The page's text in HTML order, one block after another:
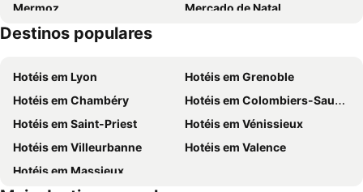
Mermoz
Mercado de Natal
Les Traboules
Basilica of Notre-Dame de Fourvière
Confluence
Centre Commercial la Part-Dieu
Hôtel de ville de Lyon
Stade de Gerland
Musée des Confluences
Peaugres Safari Park
Mairie de Boulieu-les-Annonay
Ardèche-Montgolfières
Destinos populares
Hotéis em Lyon
Hotéis em Grenoble
Hotéis em Chambéry
Hotéis em Colombiers-Saugnieu
Hotéis em Saint-Priest
Hotéis em Vénissieux
Hotéis em Villeurbanne
Hotéis em Valence
Hotéis em Massieux